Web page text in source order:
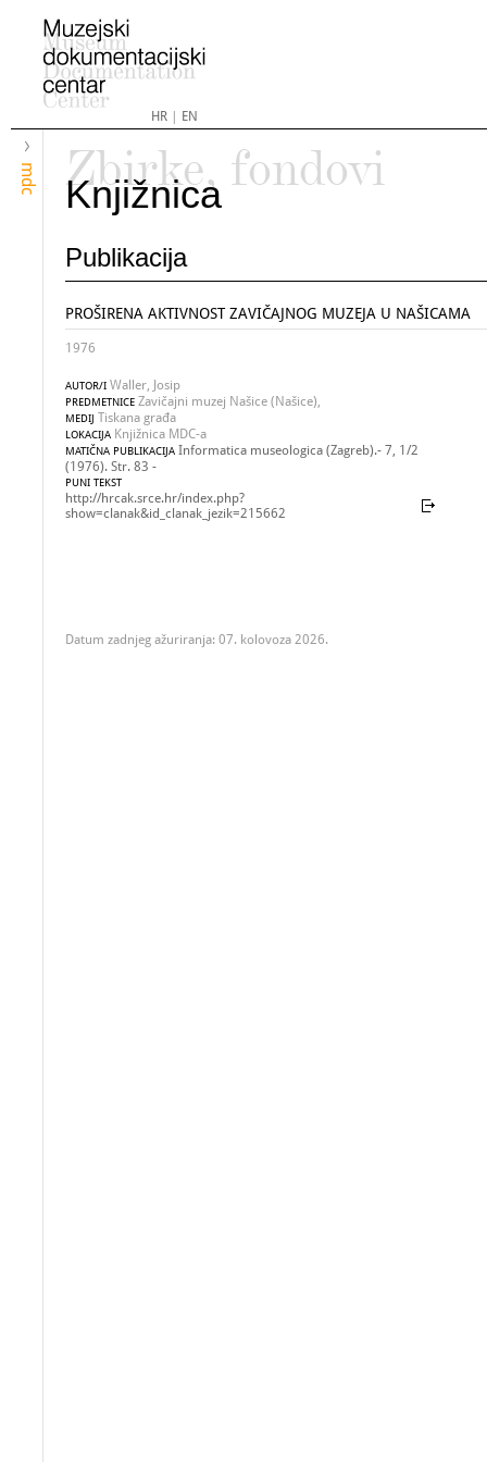
HR| EN
mdc
Zbirke, fondovi
Knjižnica
Publikacija
PROŠIRENA AKTIVNOST ZAVIČAJNOG MUZEJA U NAŠICAMA
1976
AUTOR/I Waller, Josip
PREDMETNICE Zavičajni muzej Našice (Našice),
MEDIJ Tiskana građa
LOKACIJA Knjižnica MDC-a
MATIČNA PUBLIKACIJA Informatica museologica (Zagreb).- 7, 1/2
(1976). Str. 83 -
PUNI TEKST
http://hrcak.srce.hr/index.php?
show=clanak&id_clanak_jezik=215662
Datum zadnjeg ažuriranja: 07. kolovoza 2026.